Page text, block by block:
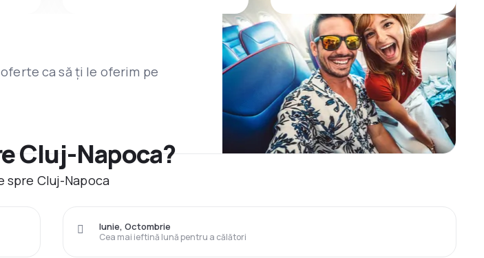
ca să ți le oferim pe
Cluj-Napoca?
Cluj-Napoca
Cea mai ieftină lună pentru a călători
Iunie, Octombrie